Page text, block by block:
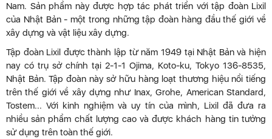
Nam. Sản phẩm này được hợp tác phát triển với tập đoàn Lixil
của Nhật Bản - một trong những tập đoàn hàng đầu thế giới về
xây dựng và vật liệu xây dựng.
Tập đoàn Lixil được thành lập từ năm 1949 tại Nhật Bản và hiện
nay có trụ sở chính tại 2-1-1 Ojima, Koto-ku, Tokyo 136-8535,
Nhật Bản. Tập đoàn này sở hữu hàng loạt thương hiệu nổi tiếng
trên thế giới về xây dựng như Inax, Grohe, American Standard,
Tostem... Với kinh nghiệm và uy tín của mình, Lixil đã đưa ra
nhiều sản phẩm chất lượng cao và được khách hàng tin tưởng
sử dụng trên toàn thế giới.